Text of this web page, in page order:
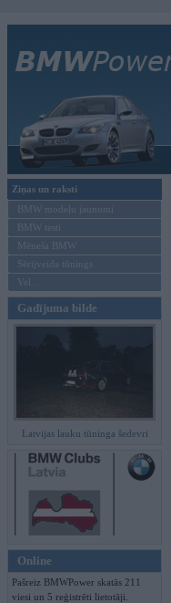
Ziņas un raksti
BMW modeļu jaunumi
BMW testi
Mēneša BMW
Sērijveida tūnings
Vel...
Gadījuma bilde
Latvijas lauku tūninga šedevri
Online
Pašreiz BMWPower skatās 211
viesi un 5 reģistrēti lietotāji.